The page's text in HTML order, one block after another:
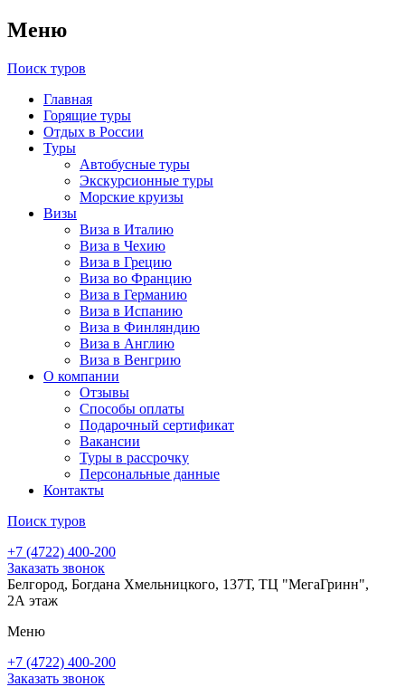
Меню
Поиск туров
Главная
Горящие туры
Отдых в России
Туры
Автобусные туры
Экскурсионные туры
Морские круизы
Визы
Виза в Италию
Виза в Чехию
Виза в Грецию
Виза во Францию
Виза в Германию
Виза в Испанию
Виза в Финляндию
Виза в Англию
Виза в Венгрию
О компании
Отзывы
Способы оплаты
Подарочный сертификат
Вакансии
Туры в рассрочку
Персональные данные
Контакты
Поиск туров
+7 (4722) 400-200
Заказать звонок
Белгород, Богдана Хмельницкого, 137Т, ТЦ "МегаГринн",
2А этаж
Меню
+7 (4722) 400-200
Заказать звонок